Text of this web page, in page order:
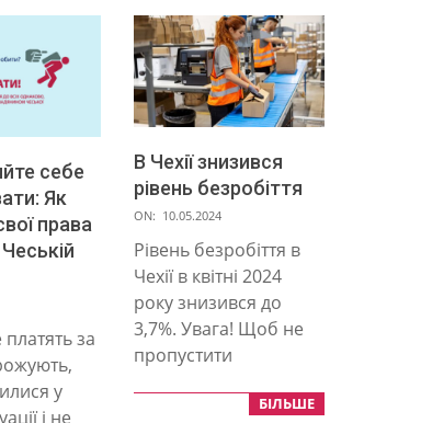
себе
Як
права
за
у
і не
В Чехії знизився
рівень безробіття
2024-
05-
10
ON: 10.05.2024
Рівень безробіття в
Чехії в квітні 2024
року знизився до
3,7%. Увага! Щоб не
пропустити
БІЛЬШЕ